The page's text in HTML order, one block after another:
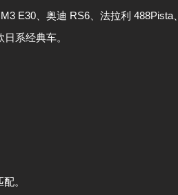
E30、奥迪 RS6、法拉利 488Pista
系经典车。
。